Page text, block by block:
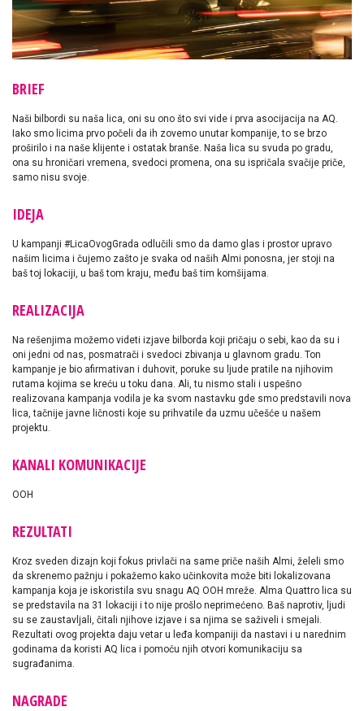
BRIEF
Naši bilbordi su naša lica, oni su ono što svi vide i prva asocijacija na AQ.
Iako smo licima prvo počeli da ih zovemo unutar kompanije, to se brzo
proširilo i na naše klijente i ostatak branše. Naša lica su svuda po gradu,
ona su hroničari vremena, svedoci promena, ona su ispričala svačije priče,
samo nisu svoje.
IDEJA
U kampanji #LicaOvogGrada odlučili smo da damo glas i prostor upravo
našim licima i čujemo zašto je svaka od naših Almi ponosna, jer stoji na
baš toj lokaciji, u baš tom kraju, među baš tim komšijama.
REALIZACIJA
Na rešenjima možemo videti izjave bilborda koji pričaju o sebi, kao da su i
oni jedni od nas, posmatrači i svedoci zbivanja u glavnom gradu. Ton
kampanje je bio afirmativan i duhovit, poruke su ljude pratile na njihovim
rutama kojima se kreću u toku dana. Ali, tu nismo stali i uspešno
realizovana kampanja vodila je ka svom nastavku gde smo predstavili nova
lica, tačnije javne ličnosti koje su prihvatile da uzmu učešće u našem
projektu.
KANALI KOMUNIKACIJE
OOH
REZULTATI
Kroz sveden dizajn koji fokus privlači na same priče naših Almi, želeli smo
da skrenemo pažnju i pokažemo kako učinkovita može biti lokalizovana
kampanja koja je iskoristila svu snagu AQ OOH mreže. Alma Quattro lica su
se predstavila na 31 lokaciji i to nije prošlo neprimećeno. Baš naprotiv, ljudi
su se zaustavljali, čitali njihove izjave i sa njima se saživeli i smejali.
Rezultati ovog projekta daju vetar u leđa kompaniji da nastavi i u narednim
godinama da koristi AQ lica i pomoću njih otvori komunikaciju sa
sugrađanima.
NAGRADE